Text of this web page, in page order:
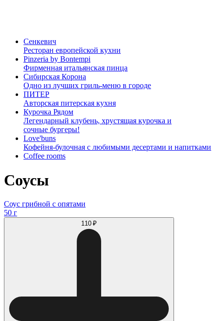
Сенкевич
Ресторан европейской кухни
Pinzeria by Bontempi
Фирменная итальянская пинца
Сибирская Корона
Одно из лучших гриль-меню в городе
ПИТЕР
Авторская питерская кухня
Курочка Рядом
Легендарный клубень, хрустящая курочка и
сочные бургеры!
Love'buns
Кофейня-булочная с любимыми десертами и напитками
Coffee rooms
Соусы
Соус грибной с опятами
50 г
110 ₽